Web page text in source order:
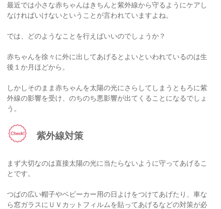
最近では小さな赤ちゃんはきちんと紫外線から守るようにケアし
なければいけないということが言われていますよね。
では、どのようなことを行えばいいのでしょうか？
赤ちゃんを徐々に外に出してあげるとよいといわれているのは生
後１か月ほどから。
しかしそのまま赤ちゃんを太陽の光にさらしてしまうともろに紫
外線の影響を受け、のちのち悪影響が出てくることになるでしょ
う。
紫外線対策
まず大切なのは直接太陽の光に当たらないように守ってあげるこ
とです。
つばの広い帽子やベビーカー用の日よけをつけてあげたり、車な
ら窓ガラスにＵＶカットフィルムを貼ってあげるなどの対策が必